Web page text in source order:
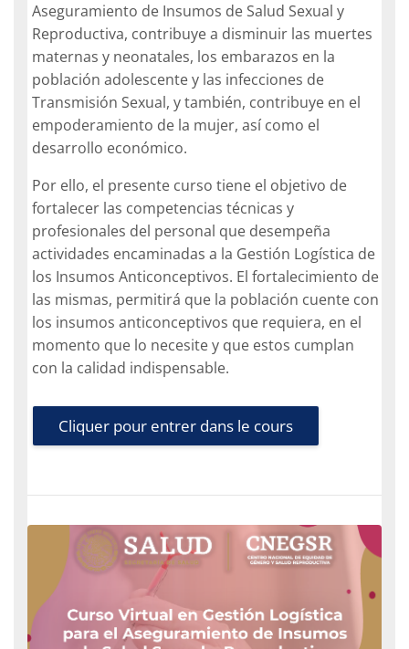
Aseguramiento de Insumos de Salud Sexual y
Reproductiva, contribuye a disminuir las muertes
maternas y neonatales, los embarazos en la
población adolescente y las infecciones de
Transmisión Sexual, y también, contribuye en el
empoderamiento de la mujer, así como el
desarrollo económico.
Por ello, el presente curso tiene el objetivo de
fortalecer las competencias técnicas y
profesionales del personal que desempeña
actividades encaminadas a la Gestión Logística de
los Insumos Anticonceptivos. El fortalecimiento de
las mismas, permitirá que la población cuente con
los insumos anticonceptivos que requiera, en el
momento que lo necesite y que estos cumplan
con la calidad indispensable.
Cliquer pour entrer dans le cours